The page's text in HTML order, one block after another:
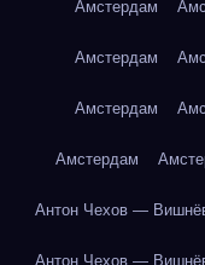
Амстердам
Амстердам
Амстердам
Амстердам
Антон Чехов —
Антон Чехов —